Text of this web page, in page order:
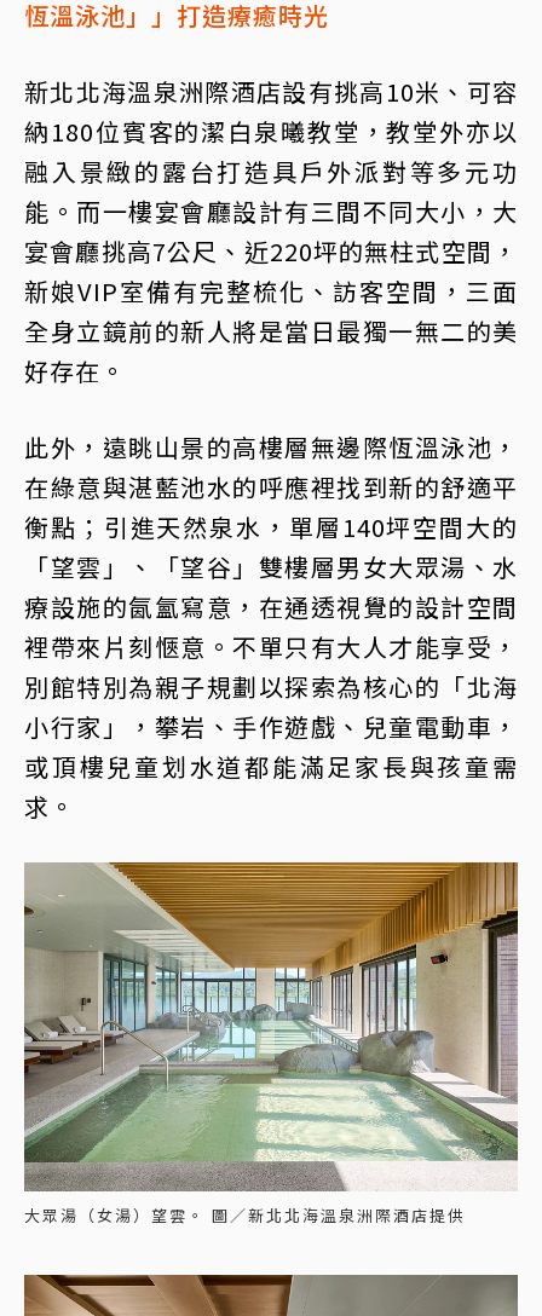
恆溫泳池」」打造療癒時光
新北北海溫泉洲際酒店設有挑高10米、可容
納180位賓客的潔白泉曦教堂，教堂外亦以
融入景緻的露台打造具戶外派對等多元功
能。而一樓宴會廳設計有三間不同大小，大
宴會廳挑高7公尺、近220坪的無柱式空間，
新娘VIP室備有完整梳化、訪客空間，三面
全身立鏡前的新人將是當日最獨一無二的美
好存在。
此外，遠眺山景的高樓層無邊際恆溫泳池，
在綠意與湛藍池水的呼應裡找到新的舒適平
衡點；引進天然泉水，單層140坪空間大的
「望雲」、「望谷」雙樓層男女大眾湯、水
療設施的氤氳寫意，在通透視覺的設計空間
裡帶來片刻愜意。不單只有大人才能享受，
別館特別為親子規劃以探索為核心的「北海
小行家」，攀岩、手作遊戲、兒童電動車，
或頂樓兒童划水道都能滿足家長與孩童需
求。
大眾湯（女湯）望雲。 圖／新北北海溫泉洲際酒店提供